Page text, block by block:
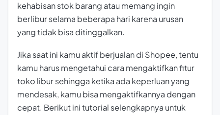
kehabisan stok barang atau memang ingin
berlibur selama beberapa hari karena urusan
yang tidak bisa ditinggalkan.
Jika saat ini kamu aktif berjualan di Shopee, tentu
kamu harus mengetahui cara mengaktifkan fitur
toko libur sehingga ketika ada keperluan yang
mendesak, kamu bisa mengaktifkannya dengan
cepat. Berikut ini tutorial selengkapnya untuk